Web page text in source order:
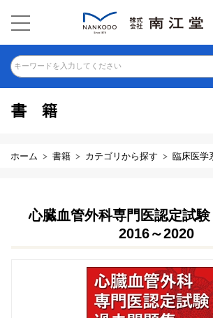
キーワードを入力してください
書籍
ホーム 書籍 カテゴリから探す 臨床医学
心臓血管外科専門医認定試
2016～2020